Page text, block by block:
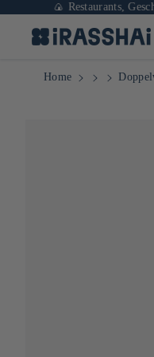
🍙 Restaurants,
Home